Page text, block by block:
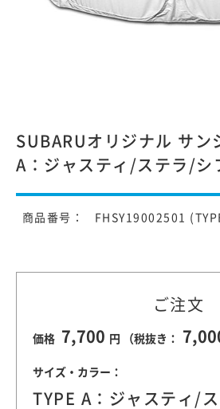
SUBARUオリジナル サン
A：ジャスティ/ステラ/シ
商品番号： FHSY19002501
ご注文
価格 7,700 円 （税抜き：
サイズ・カラー：
TYPE A：ジャスティ/